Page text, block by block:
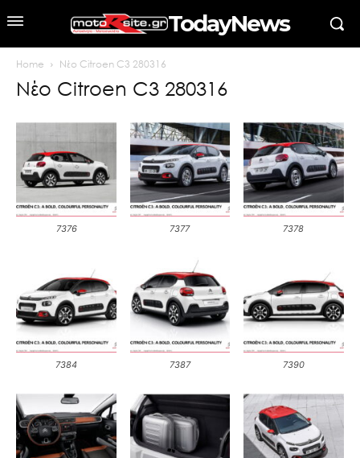
TodayNews
Home Νέο Citroen C3 280316
Νέο Citroen C3 280316
7376 7377 7378
7384 7387 7390